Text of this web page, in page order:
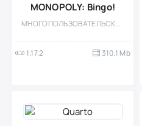
MONOPOLY: Bingo!
МНОГОПОЛЬЗОВАТЕЛЬСКАЯ / СОРЕВНОВАТЕЛЬНАЯ / МОД / ОДНОПОЛЬЗОВАТЕЛЬСКИЕ / АЗАРТНЫЕ / НАСТОЛЬНЫЕ ИГРЫ
1.17.2 310.1 Mb